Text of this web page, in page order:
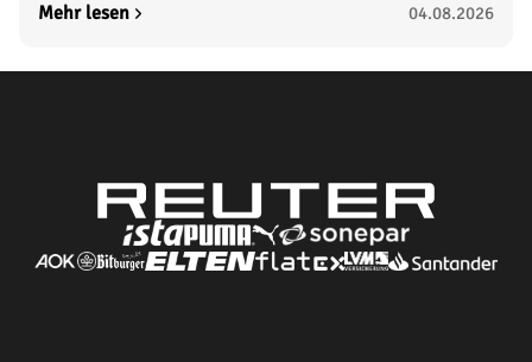
Mehr lesen 04.08.2026